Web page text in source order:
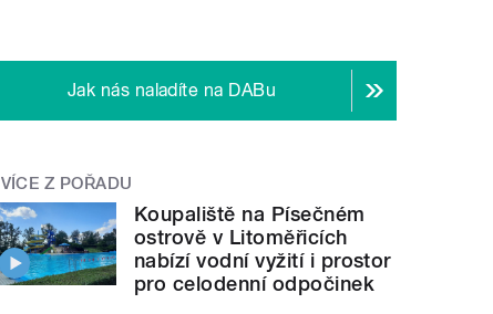
Jak nás naladíte na DABu
VÍCE Z POŘADU
Koupaliště na Písečném
ostrově v Litoměřicích
nabízí vodní vyžití i prostor
pro celodenní odpočinek